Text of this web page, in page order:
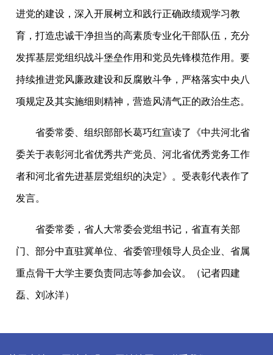
进党的建设，深入开展树立和践行正确政绩观学习教
育，打造忠诚干净担当的高素质专业化干部队伍，充分
发挥基层党组织战斗堡垒作用和党员先锋模范作用。要
持续推进党风廉政建设和反腐败斗争，严格落实中央八
项规定及其实施细则精神，营造风清气正的政治生态。
省委常委、组织部部长葛巧红宣读了《中共河北省
委关于表彰河北省优秀共产党员、河北省优秀党务工作
者和河北省先进基层党组织的决定》。受表彰代表作了
发言。
省委常委，省人大常委会党组书记，省直有关部
门、部分中直驻冀单位、省委管理领导人员企业、省属
重点骨干大学主要负责同志等参加会议。（记者四建
磊、刘冰洋）